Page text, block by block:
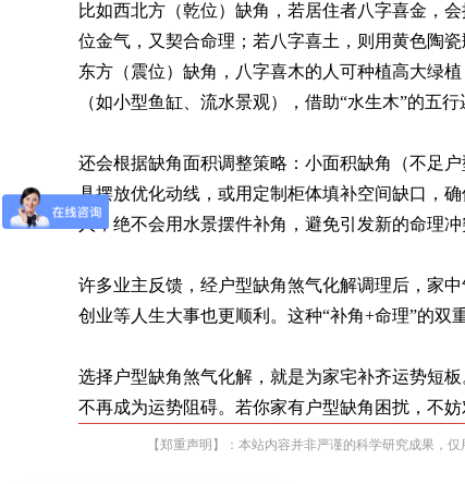
比如西北方（乾位）缺角，若居住者八字喜金，
位金气，又契合命理；若八字喜土，则用黄色陶
东方（震位）缺角，八字喜木的人可种植高大绿
（如小型鱼缸、流水景观），借助“水生木”的五
还会根据缺角面积调整策略：小面积缺角（不足
具摆放优化动线，或用定制柜体填补空间缺口，
人，绝不会用水景摆件补角，避免引发新的命理冲
许多业主反馈，经户型缺角煞气化解调理后，家
创业等人生大事也更顺利。这种“补角+命理”的双
选择户型缺角煞气化解，就是为家宅补齐运势短
不再成为运势阻碍。若你家有户型缺角困扰，不
【郑重声明】：本站内容并非严谨的科学研究成果，